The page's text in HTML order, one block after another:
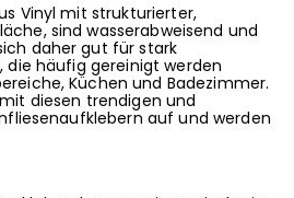
Vinyl mit strukturierter,
sind wasserabweisend und
daher gut für stark
die häufig gereinigt werden
Küchen und Badezimmer.
diesen trendigen und
auf und werden